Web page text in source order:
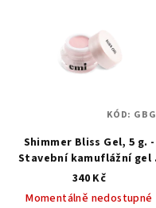
Shimmer Bliss Gel, 5 g. -
Stavební kamuflážní gel
třpytkami
340 Kč
Momentálně nedostupné
KÓD: